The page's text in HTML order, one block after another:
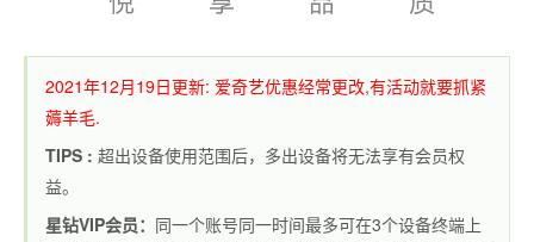
2021年12月19日更新: 爱奇艺优惠经常更改,有活动就要抓紧
薅羊毛.
TIPS : 超出设备使用范围后，多出设备将无法享有会员权
益。
星钻VIP会员： 同一个账号同一时间最多可在3个设备终端上